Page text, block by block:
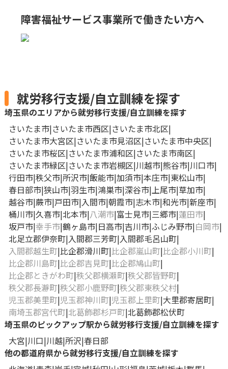
障害福祉サービス事業所で働きたい方へ
就労移行支援/自立訓練を探す
埼玉県のエリアから就労移行支援/自立訓練を探す
さいたま市 さいたま市西区 さいたま市北区
さいたま市大宮区 さいたま市見沼区 さいたま市中央区
さいたま市桜区 さいたま市浦和区 さいたま市南区
さいたま市緑区 さいたま市岩槻区 川越市 熊谷市 川口市
行田市 秩父市 所沢市 飯能市 加須市 本庄市 東松山市
春日部市 狭山市 羽生市 鴻巣市 深谷市 上尾市 草加市
越谷市 蕨市 戸田市 入間市 朝霞市 志木市 和光市 新座市
桶川市 久喜市 北本市 八潮市 富士見市 三郷市 蓮田市
坂戸市 幸手市 鶴ヶ島市 日高市 吉川市 ふじみ野市 白岡市
北足立郡伊奈町 入間郡三芳町 入間郡毛呂山町
入間郡越生町 比企郡滑川町 比企郡嵐山町 比企郡小川町
比企郡川島町 比企郡吉見町 比企郡鳩山町
比企郡ときがわ町 秩父郡横瀬町 秩父郡皆野町
秩父郡長瀞町 秩父郡小鹿野町 秩父郡東秩父村
児玉郡美里町 児玉郡神川町 児玉郡上里町 大里郡寄居町
南埼玉郡宮代町 北葛飾郡杉戸町 北葛飾郡松伏町
埼玉県のピックアップ駅から就労移行支援/自立訓練を探す
大宮 川口 川越 所沢 春日部
他の都道府県から就労移行支援/自立訓練を探す